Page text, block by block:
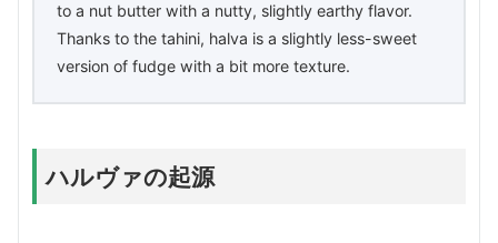
to a nut butter with a nutty, slightly earthy flavor.
Thanks to the tahini, halva is a slightly less-sweet
version of fudge with a bit more texture.
ハルヴァの起源